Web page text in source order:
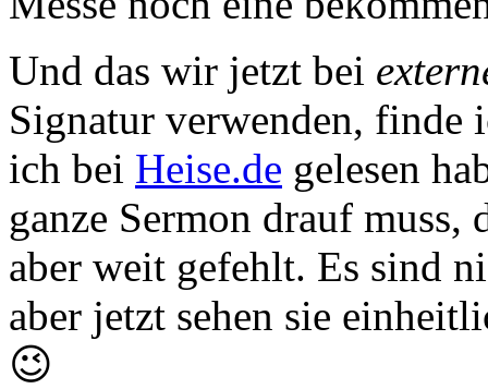
Und das wir jetzt bei
Signatur verwenden, finde
ich bei Heise.de gelesen
ganze Sermon drauf
aber weit gefehlt. Es sind
aber jetzt sehen sie
😉